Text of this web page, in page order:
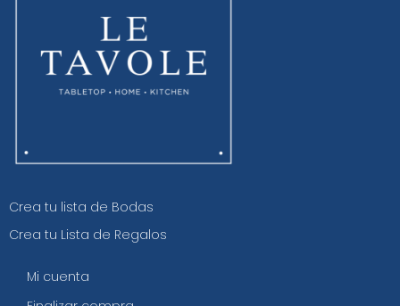
Crea tu lista de Bodas
Crea tu Lista de Regalos
Mi cuenta